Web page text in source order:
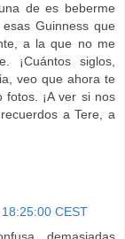
de es beberme
Guinness que
a la que no me
¡Cuántos siglos,
veo que ahora te
fotos. ¡A ver si nos
a Tere, a
CEST